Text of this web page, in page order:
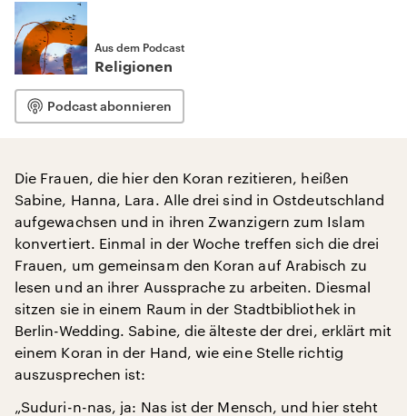
Aus dem Podcast
Religionen
Podcast abonnieren
Die Frauen, die hier den Koran rezitieren, heißen
Sabine, Hanna, Lara. Alle drei sind in Ostdeutschland
aufgewachsen und in ihren Zwanzigern zum Islam
konvertiert. Einmal in der Woche treffen sich die drei
Frauen, um gemeinsam den Koran auf Arabisch zu
lesen und an ihrer Aussprache zu arbeiten. Diesmal
sitzen sie in einem Raum in der Stadtbibliothek in
Berlin-Wedding. Sabine, die älteste der drei, erklärt mit
einem Koran in der Hand, wie eine Stelle richtig
auszusprechen ist:
„Suduri-n-nas, ja: Nas ist der Mensch, und hier steht